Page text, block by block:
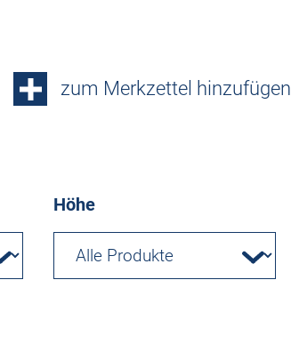
zum Merkzettel hinzufügen
Höhe